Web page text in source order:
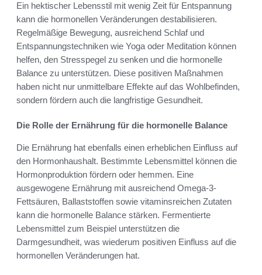
Ein hektischer Lebensstil mit wenig Zeit für Entspannung
kann die hormonellen Veränderungen destabilisieren.
Regelmäßige Bewegung, ausreichend Schlaf und
Entspannungstechniken wie Yoga oder Meditation können
helfen, den Stresspegel zu senken und die hormonelle
Balance zu unterstützen. Diese positiven Maßnahmen
haben nicht nur unmittelbare Effekte auf das Wohlbefinden,
sondern fördern auch die langfristige Gesundheit.
Die Rolle der Ernährung für die hormonelle Balance
Die Ernährung hat ebenfalls einen erheblichen Einfluss auf
den Hormonhaushalt. Bestimmte Lebensmittel können die
Hormonproduktion fördern oder hemmen. Eine
ausgewogene Ernährung mit ausreichend Omega-3-
Fettsäuren, Ballaststoffen sowie vitaminsreichen Zutaten
kann die hormonelle Balance stärken. Fermentierte
Lebensmittel zum Beispiel unterstützen die
Darmgesundheit, was wiederum positiven Einfluss auf die
hormonellen Veränderungen hat.